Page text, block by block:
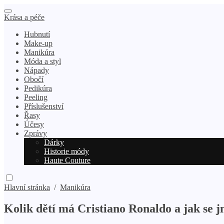
Krása a péče
Hubnutí
Make-up
Manikúra
Móda a styl
Nápady
Obočí
Pedikúra
Peeling
Příslušenství
Řasy
Účesy
Zprávy
Dárky
Historie módy
Haute Couture
Hlavní stránka / Manikúra
Kolik dětí má Cristiano Ronaldo a jak se